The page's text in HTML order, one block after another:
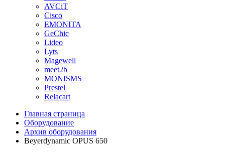
AVCiT
Cisco
EMONITA
GeChic
Lideo
Lyts
Magewell
meet2b
MONISMS
Prestel
Relacart
Главная страница
Оборудование
Архив оборудования
Beyerdynamic OPUS 650